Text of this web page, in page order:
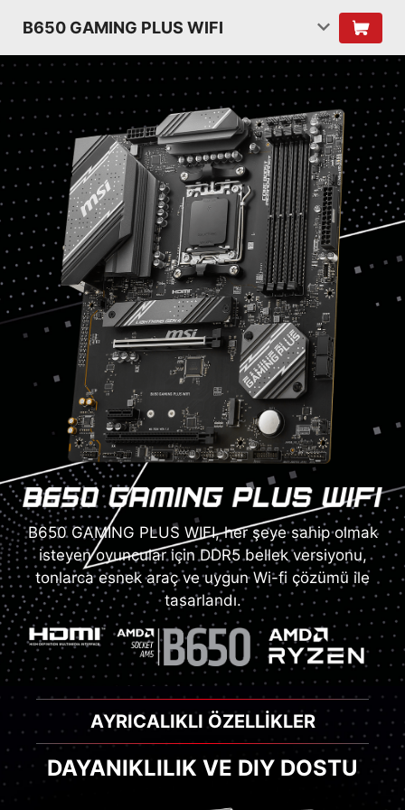
B650 GAMING PLUS WIFI
B650 GAMING PLUS WIFI, her şeye sahip olmak
isteyen oyuncular için DDR5 bellek versiyonu,
tonlarca esnek araç ve uygun Wi-fi çözümü ile
tasarlandı.
AYRICALIKLI ÖZELLİKLER
DAYANIKLILIK VE DIY DOSTU